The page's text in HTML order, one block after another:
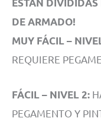
ESTÁN DIVIDIDAS
DE ARMADO!
MUY FÁCIL –
REQUIERE
FÁCIL – NIVEL 2:
PEGAMENTO Y